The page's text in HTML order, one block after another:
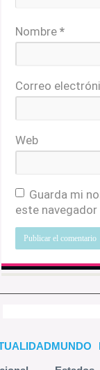
Nombre*
Correo
Web
Guarda mi
este
MUNDO